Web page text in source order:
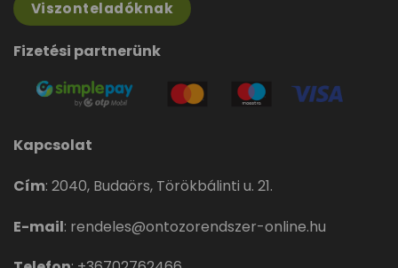
Viszonteladóknak
Fizetési partnerünk
Kapcsolat
Cím: 2040, Budaörs, Törökbálinti u. 21.
E-mail: rendeles@ontozorendszer-online.hu